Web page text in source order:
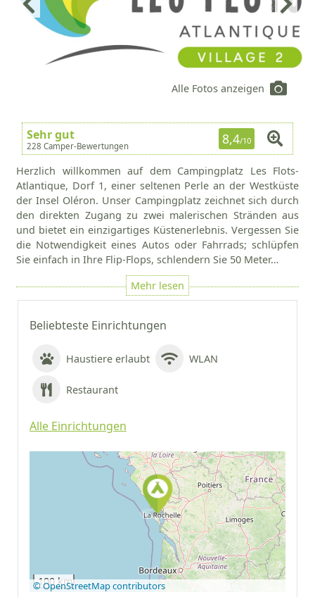
Beliebteste Einrichtungen
Haustiere erlaubt WLAN
Restaurant
Alle Einrichtungen
Auf Google Maps
anzeigen
100 km
© OpenStreetMap contributors
Alle Fotos anzeigen
Sehr gut
228 Camper-Bewertungen 8,4/10
Herzlich willkommen auf dem Campingplatz Les Flots-
Atlantique, Dorf 1, einer seltenen Perle an der Westküste
der Insel Oléron. Unser Campingplatz zeichnet sich durch
den direkten Zugang zu zwei malerischen Stränden aus
und bietet ein einzigartiges Küstenerlebnis. Vergessen Sie
die Notwendigkeit eines Autos oder Fahrrads; schlüpfen
Sie einfach in Ihre Flip-Flops, schlendern Sie 50 Meter…